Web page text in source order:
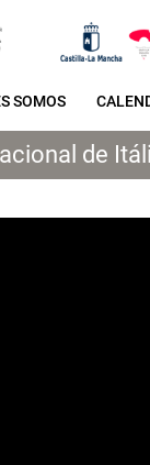
SOMOS
de